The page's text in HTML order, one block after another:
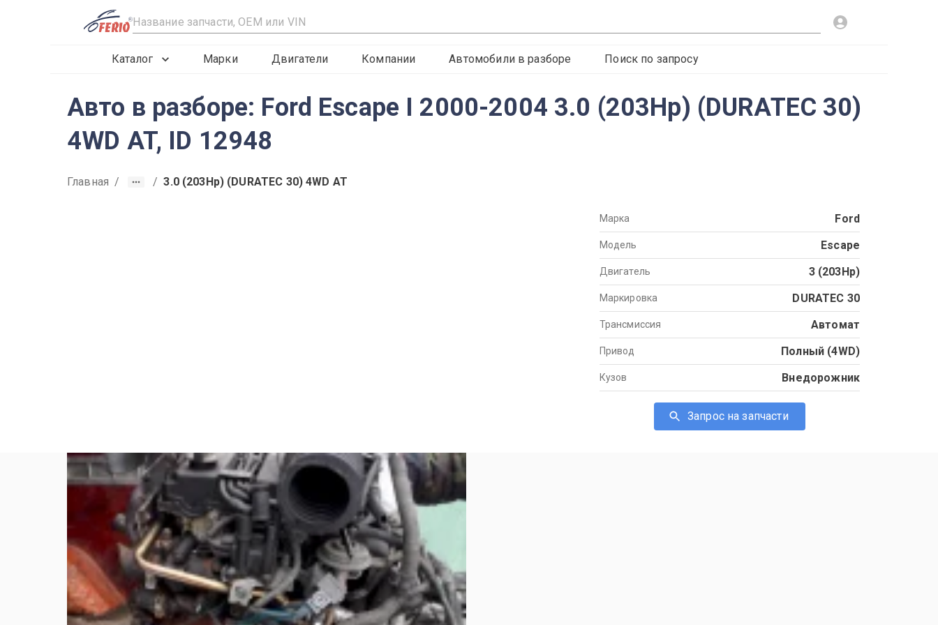
R
Каталог Марки Двигатели Компании Автомобили в разборе Поиск по запросу
Авто в разборе: Ford Escape I 2000-2004 3.0 (203Hp) (DURATEC 30)
4WD AT, ID 12948
Главная / / 3.0 (203Hp) (DURATEC 30) 4WD AT
Марка Ford
Модель Escape
Двигатель 3 (203Hp)
Маркировка DURATEC 30
Трансмиссия Автомат
Привод Полный (4WD)
Кузов Внедорожник
Запрос на запчасти